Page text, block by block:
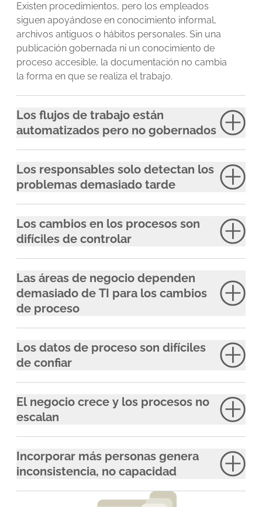
Existen procedimientos, pero los empleados
siguen apoyándose en conocimiento informal,
archivos antiguos o hábitos personales. Sin una
publicación gobernada ni un conocimiento de
proceso accesible, la documentación no cambia
la forma en que se realiza el trabajo.
Los flujos de trabajo están
automatizados pero no gobernados
Los responsables solo detectan los
problemas demasiado tarde
Los cambios en los procesos son
difíciles de controlar
Las áreas de negocio dependen
demasiado de TI para los cambios
de proceso
Los datos de proceso son difíciles
de confiar
El negocio crece y los procesos no
escalan
Incorporar más personas genera
inconsistencia, no capacidad